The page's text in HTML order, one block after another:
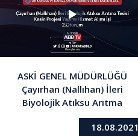
ASKİ GENEL MÜDÜRLÜĞÜ
Çayırhan (Nallıhan) İleri
Biyolojik Atıksu Arıtma
Tesisi Kesin Projesi
2.Oturum18.08.2021